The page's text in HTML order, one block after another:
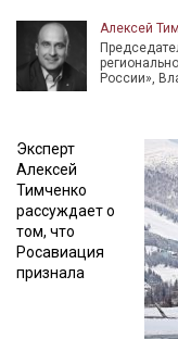
Алексей
России»,
Эксперт
Алексей
Тимченко
рассуждает о
том, что
Росавиация
признала